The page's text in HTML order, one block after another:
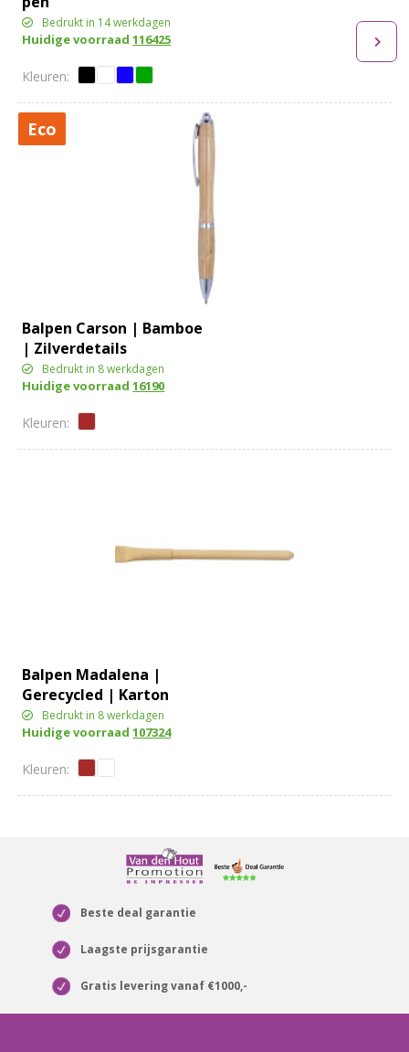
Bedrukt in 14 werkdagen
Huidige voorraad116425
Eco
Balpen Carson | Bamboe
| Zilverdetails
Bedrukt in 8 werkdagen
Huidige voorraad16190
Balpen Madalena |
Gerecycled | Karton
Bedrukt in 8 werkdagen
Huidige voorraad107324
Beste deal garantie
Laagste prijsgarantie
Gratis levering vanaf €1000,-